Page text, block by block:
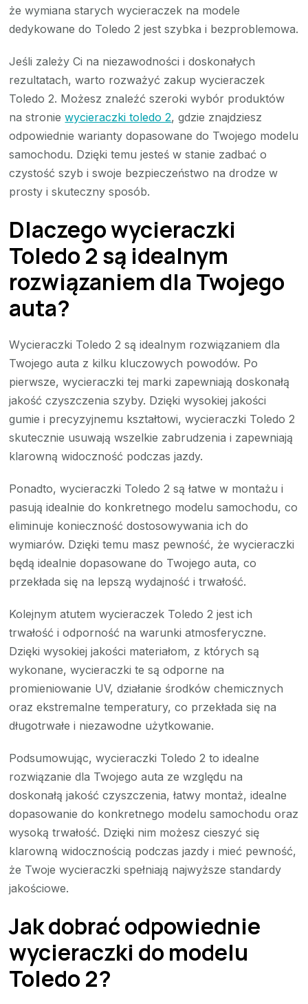
że wymiana starych wycieraczek na modele
dedykowane do Toledo 2 jest szybka i bezproblemowa.
Jeśli zależy Ci na niezawodności i doskonałych
rezultatach, warto rozważyć zakup wycieraczek
Toledo 2. Możesz znaleźć szeroki wybór produktów
na stroniewycieraczki toledo 2, gdzie znajdziesz
odpowiednie warianty dopasowane do Twojego modelu
samochodu. Dzięki temu jesteś w stanie zadbać o
czystość szyb i swoje bezpieczeństwo na drodze w
prosty i skuteczny sposób.
Dlaczego wycieraczki
Toledo 2 są idealnym
rozwiązaniem dla Twojego
auta?
Wycieraczki Toledo 2 są idealnym rozwiązaniem dla
Twojego auta z kilku kluczowych powodów. Po
pierwsze, wycieraczki tej marki zapewniają doskonałą
jakość czyszczenia szyby. Dzięki wysokiej jakości
gumie i precyzyjnemu kształtowi, wycieraczki Toledo 2
skutecznie usuwają wszelkie zabrudzenia i zapewniają
klarowną widoczność podczas jazdy.
Ponadto, wycieraczki Toledo 2 są łatwe w montażu i
pasują idealnie do konkretnego modelu samochodu, co
eliminuje konieczność dostosowywania ich do
wymiarów. Dzięki temu masz pewność, że wycieraczki
będą idealnie dopasowane do Twojego auta, co
przekłada się na lepszą wydajność i trwałość.
Kolejnym atutem wycieraczek Toledo 2 jest ich
trwałość i odporność na warunki atmosferyczne.
Dzięki wysokiej jakości materiałom, z których są
wykonane, wycieraczki te są odporne na
promieniowanie UV, działanie środków chemicznych
oraz ekstremalne temperatury, co przekłada się na
długotrwałe i niezawodne użytkowanie.
Podsumowując, wycieraczki Toledo 2 to idealne
rozwiązanie dla Twojego auta ze względu na
doskonałą jakość czyszczenia, łatwy montaż, idealne
dopasowanie do konkretnego modelu samochodu oraz
wysoką trwałość. Dzięki nim możesz cieszyć się
klarowną widocznością podczas jazdy i mieć pewność,
że Twoje wycieraczki spełniają najwyższe standardy
jakościowe.
Jak dobrać odpowiednie
wycieraczki do modelu
Toledo 2?